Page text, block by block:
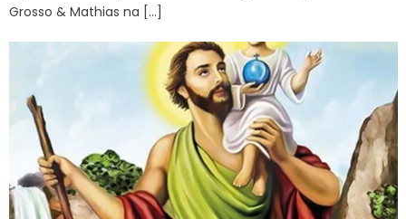
Grosso & Mathias na […]